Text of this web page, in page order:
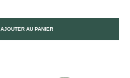
AJOUTER AU PANIER